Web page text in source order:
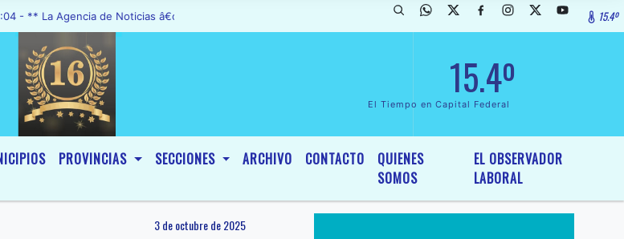
de Noticias â€œA1 Noticiasâ€, fue declarada de InterÃ©s General y Legislativo, por Ordenanza NÂº 6236/19 del
15.4º
15.4º
El Tiempo en Capital Federal
PROVINCIAS SECCIONES ARCHIVO CONTACTO
QUIENES
SOMOS
EL OBSERVADOR
LABORAL
3 de octubre de 2025